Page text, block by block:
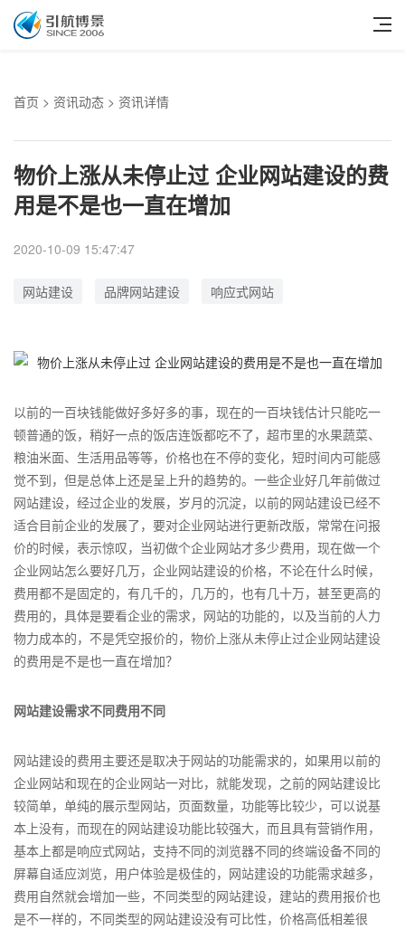
首页 > 资讯动态 > 资讯详情
物价上涨从未停止过 企业网站建设的费
用是不是也一直在增加
2020-10-09 15:47:47
网站建设 品牌网站建设 响应式网站
以前的一百块钱能做好多好多的事，现在的一百块钱估计只能吃一
顿普通的饭，稍好一点的饭店连饭都吃不了，超市里的水果蔬菜、
粮油米面、生活用品等等，价格也在不停的变化，短时间内可能感
觉不到，但是总体上还是呈上升的趋势的。一些企业好几年前做过
网站建设，经过企业的发展，岁月的沉淀，以前的网站建设已经不
适合目前企业的发展了，要对企业网站进行更新改版，常常在问报
价的时候，表示惊叹，当初做个企业网站才多少费用，现在做一个
企业网站怎么要好几万，企业网站建设的价格，不论在什么时候，
费用都不是固定的，有几千的，几万的，也有几十万，甚至更高的
费用的，具体是要看企业的需求，网站的功能的，以及当前的人力
物力成本的，不是凭空报价的，物价上涨从未停止过企业网站建设
的费用是不是也一直在增加？
网站建设需求不同费用不同
网站建设的费用主要还是取决于网站的功能需求的，如果用以前的
企业网站和现在的企业网站一对比，就能发现，之前的网站建设比
较简单，单纯的展示型网站，页面数量，功能等比较少，可以说基
本上没有，而现在的网站建设功能比较强大，而且具有营销作用，
基本上都是响应式网站，支持不同的浏览器不同的终端设备不同的
屏幕自适应浏览，用户体验是极佳的，网站建设的功能需求越多，
费用自然就会增加一些，不同类型的网站建设，建站的费用报价也
是不一样的，不同类型的网站建设没有可比性，价格高低相差很